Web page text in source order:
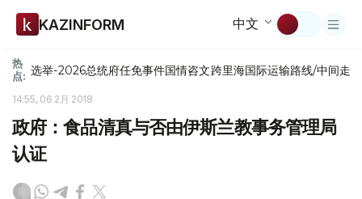
KAZINFORM 中文
热
点: 选举-2026总统府任免事件国情咨文跨里海国际运输路线/中间走廊
14:55, 06 2月 2018
政府：食品清真与否由伊斯兰教事务管理局
认证